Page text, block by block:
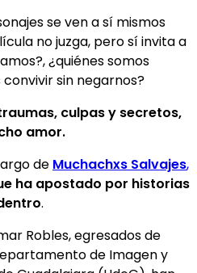
se ven a sí mismos
no juzga, pero sí invita a
¿quiénes somos
sin negarnos?
culpas y secretos,
amor.
de Muchachxs Salvajes,
ha apostado por historias
.
Robles, egresados de
de Imagen y